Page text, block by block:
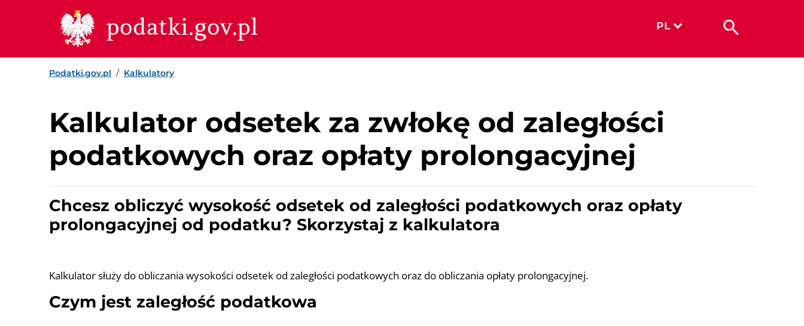
Przejdź do treści
Przejdź do wyszukiwarki
Przejdź do stopki
podatki.gov.pl PL
Podatki.gov.pl Kalkulatory
Kalkulator odsetek za zwłokę od zaległości
podatkowych oraz opłaty prolongacyjnej
Chcesz obliczyć wysokość odsetek od zaległości podatkowych oraz opłaty
prolongacyjnej od podatku? Skorzystaj z kalkulatora
Kalkulator służy do obliczania wysokości odsetek od zaległości podatkowych oraz do obliczania opłaty prolongacyjnej.
Czym jest zaległość podatkowa